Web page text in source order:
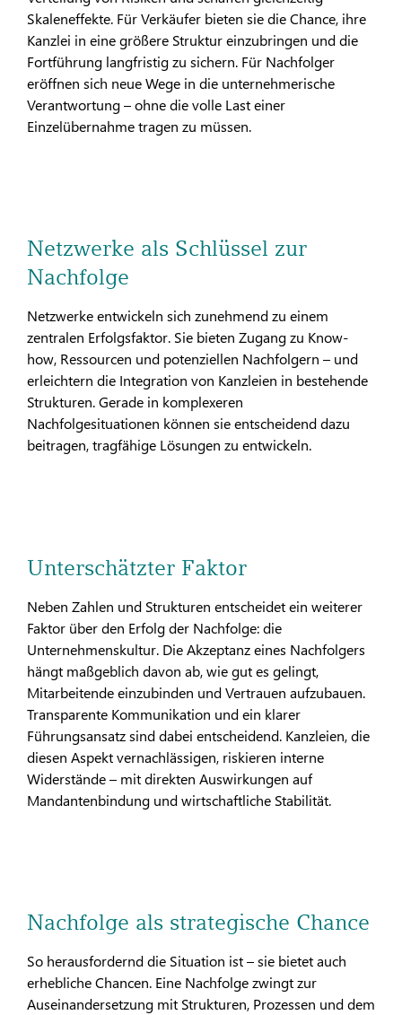
Skaleneffekte. Für Verkäufer bieten sie die Chance, ihre
Kanzlei in eine größere Struktur einzubringen und die
Fortführung langfristig zu sichern. Für Nachfolger
eröffnen sich neue Wege in die unternehmerische
Verantwortung – ohne die volle Last einer
Einzelübernahme tragen zu müssen.
Netzwerke als Schlüssel zur
Nachfolge
Netzwerke entwickeln sich zunehmend zu einem
zentralen Erfolgsfaktor. Sie bieten Zugang zu Know-
how, Ressourcen und potenziellen Nachfolgern – und
erleichtern die Integration von Kanzleien in bestehende
Strukturen. Gerade in komplexeren
Nachfolgesituationen können sie entscheidend dazu
beitragen, tragfähige Lösungen zu entwickeln.
Unterschätzter Faktor
Neben Zahlen und Strukturen entscheidet ein weiterer
Faktor über den Erfolg der Nachfolge: die
Unternehmenskultur. Die Akzeptanz eines Nachfolgers
hängt maßgeblich davon ab, wie gut es gelingt,
Mitarbeitende einzubinden und Vertrauen aufzubauen.
Transparente Kommunikation und ein klarer
Führungsansatz sind dabei entscheidend. Kanzleien, die
diesen Aspekt vernachlässigen, riskieren interne
Widerstände – mit direkten Auswirkungen auf
Mandantenbindung und wirtschaftliche Stabilität.
Nachfolge als strategische Chance
So herausfordernd die Situation ist – sie bietet auch
erhebliche Chancen. Eine Nachfolge zwingt zur
Auseinandersetzung mit Strukturen, Prozessen und dem